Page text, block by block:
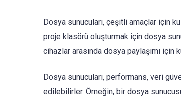
Dosya sunucuları, çeşitli amaçlar için
proje klasörü oluşturmak için dosya
cihazlar arasında dosya paylaşımı için
Dosya sunucuları, performans, veri
edilebilirler. Örneğin, bir dosya